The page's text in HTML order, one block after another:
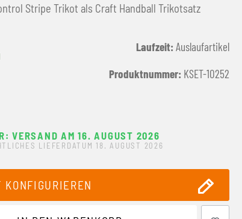
Stripe Trikot als Craft Handball Trikotsatz
Laufzeit: Auslaufartikel
Produktnummer: KSET-10252
VERSAND AM 16. AUGUST 2026
LIEFERDATUM 18. AUGUST 2026
Wert ein oder benutze die Schaltflächen